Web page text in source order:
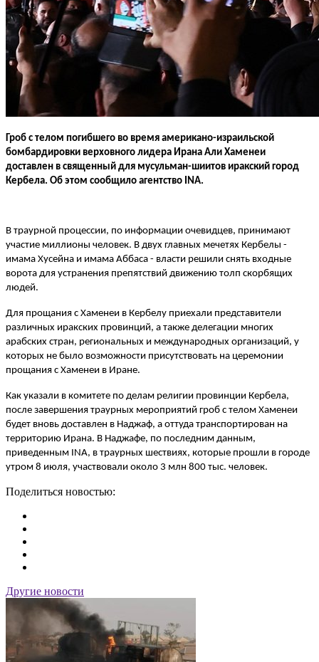
Гроб с телом погибшего во время американо-израильской
бомбардировки верховного лидера Ирана Али Хаменеи
доставлен в священный для мусульман-шиитов иракский город
Кербела. Об этом сообщило агентство INA.
В траурной процессии, по информации очевидцев, принимают
участие миллионы человек. В двух главных мечетях Кербелы -
имама Хусейна и имама Аббаса - власти решили снять входные
ворота для устранения препятствий движению толп скорбящих
людей.
Для прощания с Хаменеи в Кербелу приехали представители
различных иракских провинций, а также делегации многих
арабских стран, региональных и международных организаций, у
которых не было возможности присутствовать на церемонии
прощания с Хаменеи в Иране.
Как указали в комитете по делам религии провинции Кербела,
после завершения траурных мероприятий гроб с телом Хаменеи
будет вновь доставлен в Наджаф, а оттуда транспортирован на
территорию Ирана. В Наджафе, по последним данным,
приведенным INA, в траурных шествиях, которые прошли в городе
утром 8 июля, участвовали около 3 млн 800 тыс. человек.
Поделиться новостью:
Другие новости